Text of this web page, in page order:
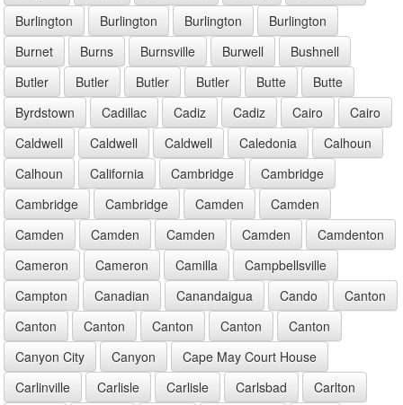
Burlington
Burlington Burlington
Burlington
Burnet
Burns Burnsville Burwell
Bushnell
Butler
Butler Butler Butler Butte
Butte
Byrdstown
Cadillac Cadiz Cadiz Cairo
Cairo
Caldwell
Caldwell Caldwell Caledonia
Calhoun
Calhoun
California Cambridge
Cambridge
Cambridge
Cambridge Camden
Camden
Camden
Camden Camden Camden
Camdenton
Cameron
Cameron Camilla
Campbellsville
Campton
Canadian Canandaigua Cando
Canton
Canton
Canton Canton Canton
Canton
Canyon City
Canyon
Cape May Court House
Carlinville
Carlisle Carlisle Carlsbad Carlton